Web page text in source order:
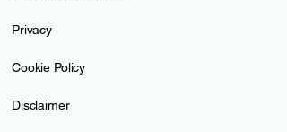
Privacy
Cookie Policy
Disclaimer